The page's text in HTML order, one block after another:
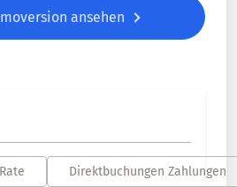
ansehen
Direktbuchungen Zahlungen